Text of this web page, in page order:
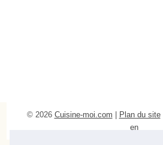
© 2026 Cuisine-moi.com Plan du site|
en